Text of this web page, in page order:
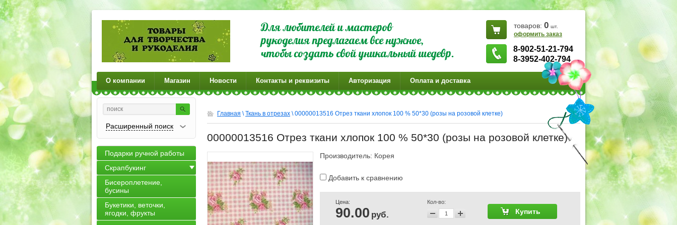
Для любителей и мастеров
рукоделия предлагаем все нужное,
чтобы создать свой уникальный шедевр.
товаров: 0 шт.
оформить заказ
8-902-51-21-794
8-3952-402-794
О компании Магазин Новости Контакты и реквизиты Авторизация Оплата и доставка
Расширенный поиск
Подарки ручной работы
Скрапбукинг
Бисероплетение,
бусины
Букетики, веточки,
ягодки, фрукты
Главная \Ткань в отрезах \ 00000013516 Отрез ткани хлопок 100 % 50*30 (розы на розовой клетке)
00000013516 Отрез ткани хлопок 100 % 50*30 (розы на розовой клетке)
Производитель: Корея
Добавить к сравнению
Цена:
90.00 руб.
Кол-во: